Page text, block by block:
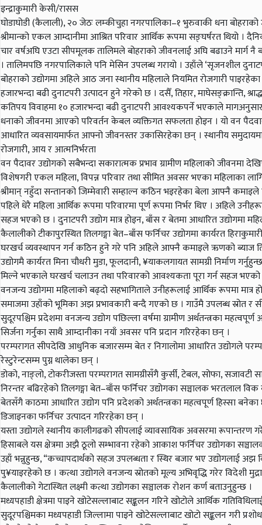
इन्द्राकुमारी केसी/रासस
घोडाघोडी (कैलाली), २० जेठः लम्कीचुहा नगरपालिका–१ भुरुवाकी धना
श्रीमान्को एकल आम्दानीमा आश्रित परिवार आर्थिक रूपमा सङ्घर्षरत थियो ।
चार वर्षअघि एउटा सीपमूलक तालिमले बोहराको जीवनलाई अघि बढाउने मार्ग
। तालिमपछि नगरपालिकाले पनि मेसिन उपलब्ध गरायो । उहाँले ‘सृजनशील
बोहराको उद्योगमा अहिले आठ जना स्थानीय महिलाले नियमित रोजगारी
हजारभन्दा बढी दुनाटपरी उत्पादन हुने गरेको छ । दसैँ, तिहार, माघेसङ्क्रान्ति,
कतिपय विवाहमा १० हजारभन्दा बढी दुनाटपरी आवश्यकपर्ने भएकाले
धनाको जीवनमा आएको परिवर्तन केबल व्यक्तिगत सफलता होइन । यो वन
आधारित व्यवसायमार्फत आफ्नो जीवनस्तर उकासिरहेका छन् । स्थानीय
रोजगारी, आय र आत्मनिर्भरता
वन पैदावर उद्योगको सबैभन्दा सकारात्मक प्रभाव ग्रामीण महिलाको जीवनमा
विशेषगरी एकल महिला, विपन्न परिवार तथा सीमित अवसर भएका महिलाका लागि
श्रीमान् नहुँदा सन्तानको जिम्मेवारी सम्हाल्न कठिन भइरहेका बेला आफ्नै
पहिले धेरै महिला आर्थिक रूपमा परिवारमा पूर्ण रूपमा निर्भर थिए । अहिले
सहज भएको छ । दुनाटपरी उद्योग मात्र होइन, बाँस र बेतमा आधारित उद्योगमा
कैलालीको टीकापुरस्थित तिलगङ्गा बेत–बाँस फर्निचर उद्योगमा कार्यरत
घरखर्च व्यवस्थापन गर्न कठिन हुने गरे पनि अहिले आफ्नै कमाइले ऋणको ब्याज
उद्योगमै कार्यरत मिना चौधरी मुडा, फूलदानी, ¥याकलगायत सामग्री निर्माण
मिल्ने भएकाले घरखर्च चलाउन तथा परिवारको आवश्यकता पूरा गर्न सहज
वनजन्य उद्योगमा महिलाको बढ्दो सहभागिताले उनीहरूलाई आर्थिक रूपमा
समाजमा उहाँको भूमिका अझ प्रभावकारी बन्दै गएको छ । गाउँमै उपलब्ध स्रोत र
सुदूरपश्चिम प्रदेशमा वनजन्य उद्योग पछिल्ला वर्षमा ग्रामीण अर्थतन्त्रका
सिर्जना गर्नुका साथै आम्दानीका नयाँ अवसर पनि प्रदान गरिरहेका छन् ।
परम्परागत सीपदेखि आधुनिक बजारसम्म बेत र निगालोमा आधारित उद्योगले
रेस्टुरेन्टसम्म पुग्न थालेका छन् ।
डोको, नाङ्लो, टोकरीजस्ता परम्परागत सामग्रीसँगै कुर्सी, टेबल, सोफा, सजावटी
निरन्तर बढिरहेको तिलगङ्गा बेत–बाँस फर्निचर उद्योगका सञ्चालक भरतलाल
बेतसँगै काठमा आधारित उद्योग पनि प्रदेशको अर्थतन्त्रका महत्वपूर्ण हिस्सा
डिजाइनका फर्निचर उत्पादन गरिरहेका छन् ।
यस्ता उद्योगले स्थानीय कालीगढको सीपलाई व्यावसायिक अवसरमा रूपान्तरण
हिसाबले यस क्षेत्रमा अझै ठूलो सम्भावना रहेको आकाश फर्निचर उद्योगका
उहाँ भन्नुहुन्छ, “कच्चापदार्थको सहज उपलब्धता र स्थिर बजार भए उद्योगलाई अझ
पु¥याइरहेको छ । कत्था उद्योगले वनजन्य स्रोतको मूल्य अभिवृद्धि गरेर विदेशी
कैलालीको गेटास्थित लक्ष्मी कत्था उद्योगका सञ्चालक रोशन कर्ण बताउनुहुन्छ ।
मध्यपहाडी क्षेत्रमा पाइने खोटेसल्लाबाट सङ्कलन गरिने खोटोले आर्थिक
सुदूरपश्चिमका मध्यपहाडी जिल्लामा पाइने खोटेसल्लाबाट खोटो सङ्कलन गरी